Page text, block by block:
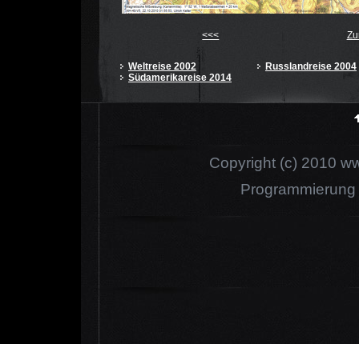
<<<
Weltreise 2002
Russlandreise 2004
Südamerikareise 2014
Copyright (c) 2010